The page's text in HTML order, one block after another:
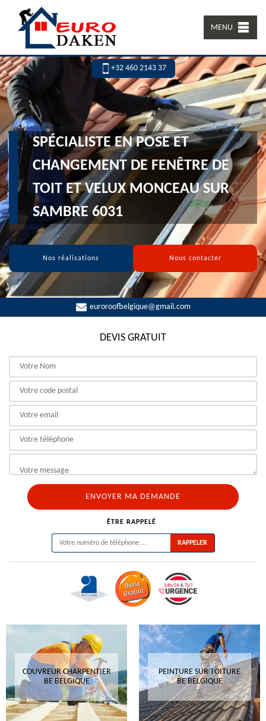
MENU
+32 460 2143 37
SPÉCIALISTE EN POSE ET
CHANGEMENT DE FENÊTRE DE
TOIT ET VELUX MONCEAU SUR
SAMBRE 6031
Nos réalisations Nous contacter
euroroofbelgique@gmail.com
DEVIS GRATUIT
ÊTRE RAPPELÉ
COUVREUR CHARPENTIER
BE BELGIQUE
PEINTURE SUR TOITURE
BE BELGIQUE